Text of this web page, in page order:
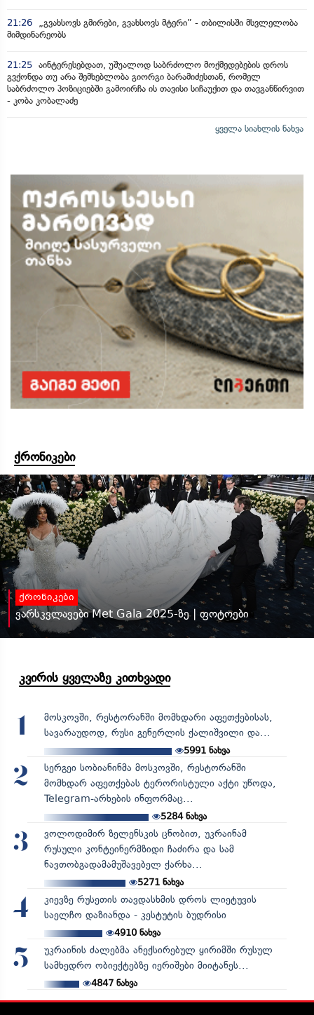
21:26
„გვახსოვს გმირები, გვახსოვს მტერი” - თბილისში მსვლელობა
მიმდინარეობს
21:25 აინტერესებდათ, უშუალოდ საბრძოლო მოქმედებების დროს
გვქონდა თუ არა შემხებლობა გიორგი ბარამიძესთან, რომელ
საბრძოლო პოზიციებში გამოირჩა ის თავისი სიჩაუქით და თავგანწირვით
- კობა კობალაძე
ყველა სიახლის ნახვა
ქრონიკები
ქრონიკები
ვარსკვლავები Met Gala 2025-ზე | ფოტოები
კვირის ყველაზე კითხვადი
1
მოსკოვში, რესტორანში მომხდარი აფეთქებისას,
სავარაუდოდ, რუსი გენერლის ქალიშვილი და...
5991 ნახვა
2
სერგეი სობიანინმა მოსკოვში, რესტორანში
მომხდარ აფეთქებას ტერორისტული აქტი უწოდა,
Telegram-არხების ინფორმაც...
5284ნახვა
3
ვოლოდიმირ ზელენსკის ცნობით, უკრაინამ
რუსული კონტეინერმზიდი ჩაძირა და სამ
ნავთობგადამამუშავებელ ქარხა...
5271ნახვა
4
კიევზე რუსეთის თავდასხმის დროს ლიეტუვის
საელჩო დაზიანდა - კესტუტის ბუდრისი
4910ნახვა
5
უკრაინის ძალებმა ანექსირებულ ყირიმში რუსულ
სამხედრო ობიექტებზე იერიშები მიიტანეს...
4847ნახვა